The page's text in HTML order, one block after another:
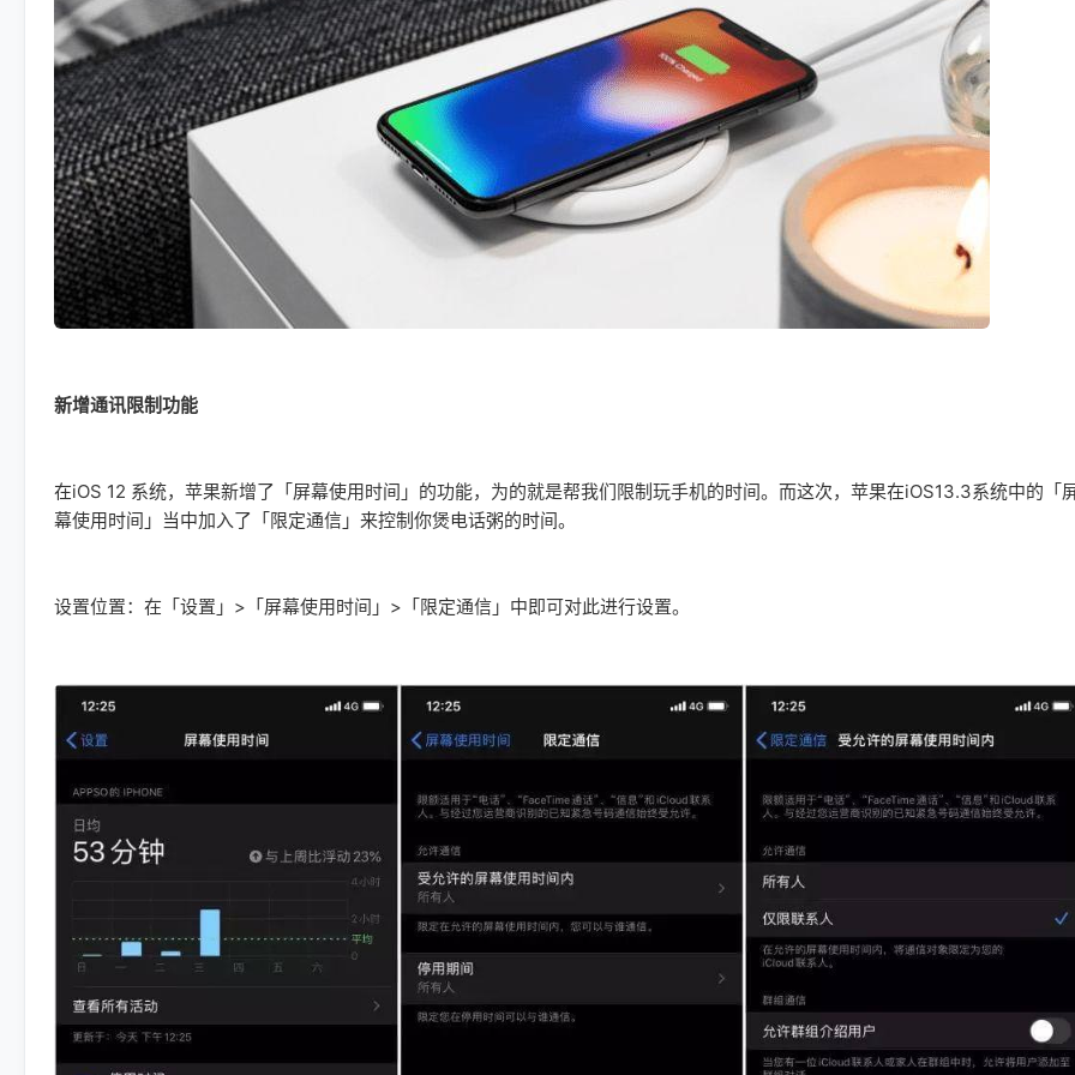
新增通讯限制功能
在iOS 12 系统，苹果新增了「屏幕使用时间」的功能，为的就是帮我们限制玩手机的时间。而这次，苹果在iOS13.3系统中的「
幕使用时间」当中加入了「限定通信」来控制你煲电话粥的时间。
设置位置：在「设置」>「屏幕使用时间」>「限定通信」中即可对此进行设置。